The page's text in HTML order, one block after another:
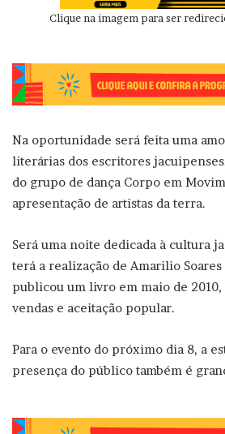
Clique na imagem para ser
Na oportunidade será feita uma
literárias dos escritores
do grupo de dança Corpo em
apresentação de artistas da terra.
Será uma noite dedicada à cultura
terá a realização de Amarilio
publicou um livro em maio de
vendas e aceitação popular.
Para o evento do próximo dia 8, a
presença do público também é